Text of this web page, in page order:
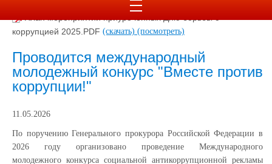
План мероприятий приуроченных Дню борьбы с
коррупцией 2025.PDF (скачать) (посмотреть)
Проводится международный
молодежный конкурс "Вместе против
коррупции!"
11.05.2026
По поручению Генерального прокурора Российской Федерации в
2026 году организовано проведение Международного
молодежного конкурса социальной антикоррупционной рекламы